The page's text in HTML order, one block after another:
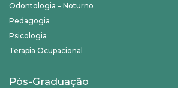
Odontologia – Noturno
Pedagogia
Psicologia
Terapia Ocupacional
Pós-Graduação